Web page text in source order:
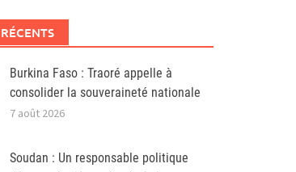
Burkina Faso : Traoré appelle à
consolider la souveraineté nationale
7 août 2026
Soudan : Un responsable politique